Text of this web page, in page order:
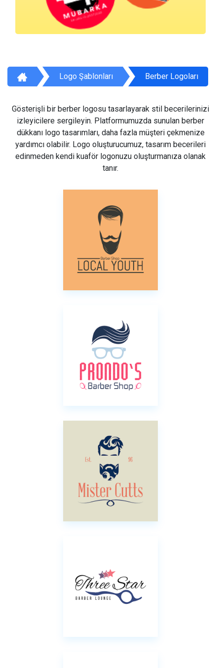
Logo Şablonları Berber Logoları
Gösterişli bir berber logosu tasarlayarak stil becerilerinizi
izleyicilere sergileyin. Platformumuzda sunulan berber
dükkanı logo tasarımları, daha fazla müşteri çekmenize
yardımcı olabilir. Logo oluşturucumuz, tasarım becerileri
edinmeden kendi kuaför logonuzu oluşturmanıza olanak
tanır.